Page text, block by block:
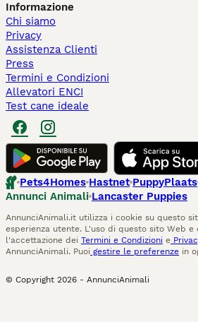
Informazione
Chi siamo
Privacy
Assistenza Clienti
Press
Termini e Condizioni
Allevatori ENCI
Test cane ideale
Pets4Homes Hastnet PuppyPlaats
Annunci Animali Lancaster Puppies
AnnunciAnimali.it utilizza i cookie su questo
esperienza utente. L'uso di questo sito Web
l'accettazione dei Termini e Condizioni e
AnnunciAnimali. Puoi gestire le preferenze in
© Copyright 2026 - AnnunciAnimali